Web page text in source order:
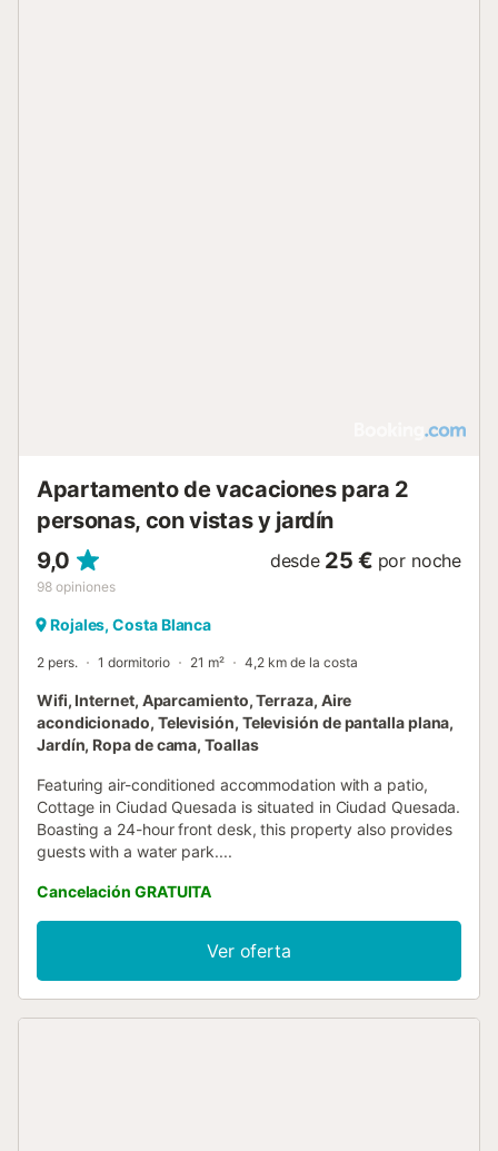
Apartamento de vacaciones para 2
personas, con vistas y jardín
9,0
98 opiniones
desde 25 € por noche
Rojales, Costa Blanca
2 pers. 1 dormitorio 21 m² 4,2 km de la costa
Wifi, Internet, Aparcamiento, Terraza, Aire
acondicionado, Televisión, Televisión de pantalla plana,
Jardín, Ropa de cama, Toallas
Featuring air-conditioned accommodation with a patio,
Cottage in Ciudad Quesada is situated in Ciudad Quesada.
Boasting a 24-hour front desk, this property also provides
guests with a water park....
Cancelación GRATUITA
Ver oferta